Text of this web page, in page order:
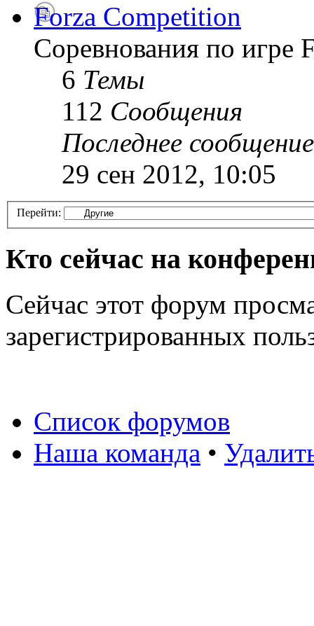
Forza Competition
Соревнования по игре
6 Темы
112 Сообщения
Последнее сообщение
29 сен 2012, 10:05
Перейти:
Кто сейчас на
Сейчас этот форум
зарегистрированных
Список форумов
Наша команда •